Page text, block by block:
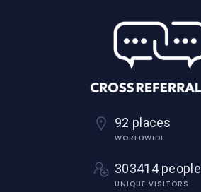
92 places
WORLDWIDE
303414 people
UNIQUE VISITORS